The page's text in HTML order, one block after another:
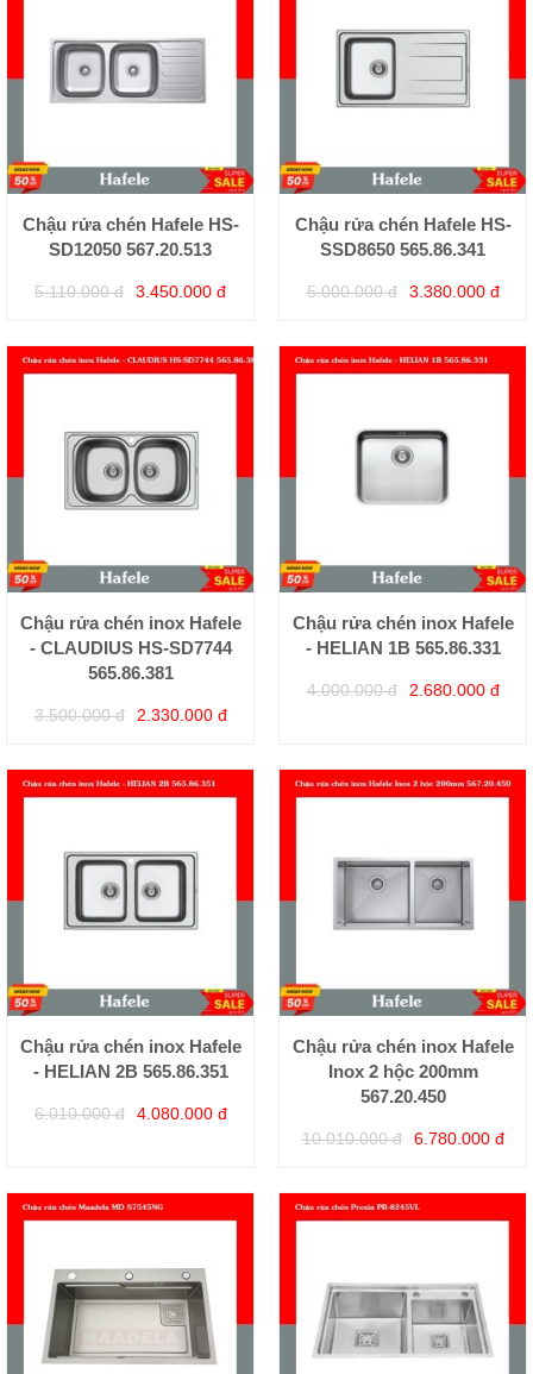
Chậu rửa chén Hafele HS-
SD12050 567.20.513
5.110.000 đ 3.450.000 đ
Chậu rửa chén Hafele HS-
SSD8650 565.86.341
5.000.000 đ 3.380.000 đ
Chậu rửa chén inox Hafele
- CLAUDIUS HS-SD7744
565.86.381
3.500.000 đ 2.330.000 đ
Chậu rửa chén inox Hafele
- HELIAN 1B 565.86.331
4.000.000 đ 2.680.000 đ
Chậu rửa chén inox Hafele
- HELIAN 2B 565.86.351
6.010.000 đ 4.080.000 đ
Chậu rửa chén inox Hafele
Inox 2 hộc 200mm
567.20.450
10.010.000 đ 6.780.000 đ